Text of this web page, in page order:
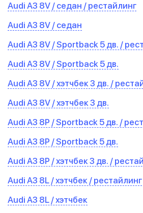
Audi A3 8V / седан / рестайлинг
Audi A3 8V / седан
Audi A3 8V / Sportback 5 дв. /
Audi A3 8V / Sportback 5 дв.
Audi A3 8V / хэтчбек 3 дв. /
Audi A3 8V / хэтчбек 3 дв.
Audi A3 8P / Sportback 5 дв. /
Audi A3 8P / Sportback 5 дв.
Audi A3 8P / хэтчбек 3 дв. /
Audi A3 8L / хэтчбек / рестайлинг
Audi A3 8L / хэтчбек